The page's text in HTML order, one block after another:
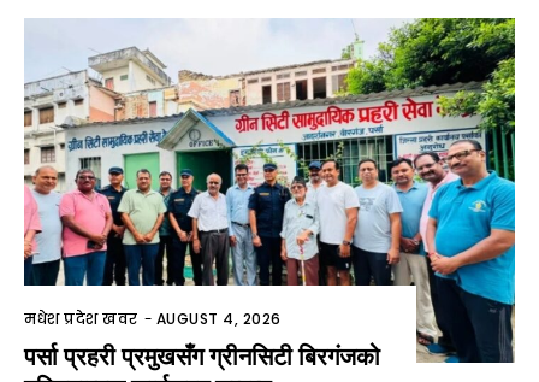
मधेश प्रदेश खवर - AUGUST 4, 2026
पर्सा प्रहरी प्रमुखसँग ग्रीनसिटी बिरगंजको